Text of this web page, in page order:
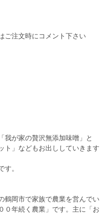
ご注文時にコメント下さい
我が家の贅沢無添加味噌」と
ト」などもお出ししていきます
す。
鶴岡市で家族で農業を営んでい
０年続く農業」です。主に「お